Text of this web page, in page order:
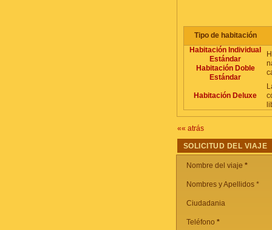
Tipo de habitación
Habitación Individual
Estándar
Habitación Doble
Estándar
Habitación Deluxe
«« atrás
SOLICITUD DEL VIAJE
Nombre del viaje *
Nombres y Apellidos *
Ciudadania
Teléfono *